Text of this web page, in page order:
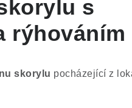
s
rýhováním
skorylu pocházející z